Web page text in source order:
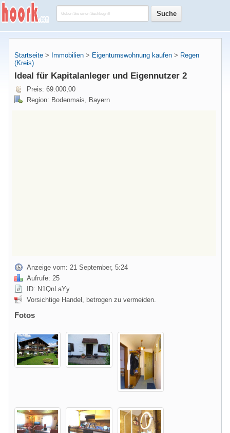
Startseite > Immobilien > Eigentumswohnung kaufen > Regen
(Kreis)
Ideal für Kapitalanleger und Eigennutzer 2
Preis: 69.000,00
Region: Bodenmais, Bayern
Anzeige vom: 21 September, 5:24
Aufrufe: 25
ID: N1QnLaYy
Vorsichtige Handel, betrogen zu vermeiden.
Fotos